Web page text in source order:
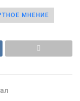
МНЕНИЕ